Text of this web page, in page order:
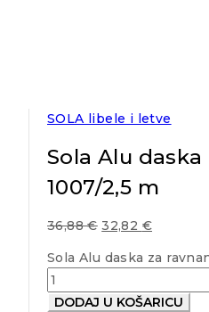
SOLA libele i letve
Sola Alu
1007/2,5 m
36,88€ 32,82 €
Sola Alu daska za
DODAJ U KOŠARICU